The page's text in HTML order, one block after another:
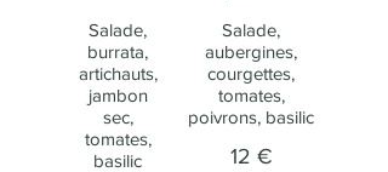
Salade,
burrata,
artichauts,
jambon
sec,
tomates,
basilic
Salade,
aubergines,
courgettes,
tomates,
poivrons, basilic
12 €